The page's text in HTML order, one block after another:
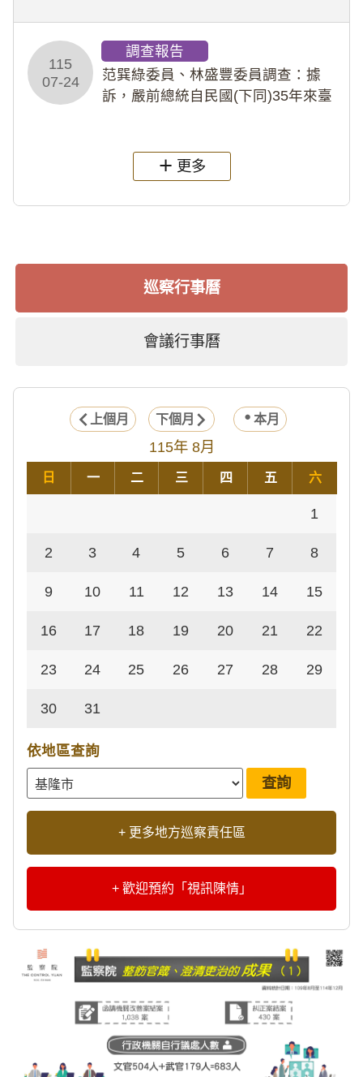
術倫理等情案調查報告。(115教調
31)
115
07-24
調查報告
范巽綠委員、林盛豐委員調查：據
訴，嚴前總統自民國(下同)35年來臺
過世後，總統府於89年間函請其家屬
繼續留住
更多
巡察行事曆
會議行事曆
上個月 下個月 本月
115年 8月
日 一 二 三 四 五 六
1
2 3 4 5 6 7 8
9 10 11 12 13 14 15
16 17 18 19 20 21 22
23 24 25 26 27 28 29
30 31
依地區查詢
+ 更多地方巡察責任區
+ 歡迎預約「視訊陳情」